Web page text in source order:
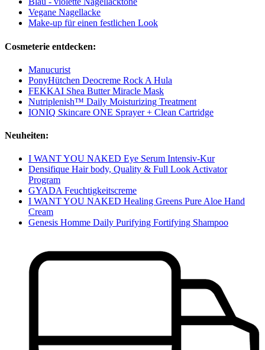
Vegane Nagellacke
Make-up für einen festlichen Look
Cosmeterie entdecken:
Manucurist
PonyHütchen Deocreme Rock A Hula
FEKKAI Shea Butter Miracle Mask
Nutriplenish™ Daily Moisturizing Treatment
IONIQ Skincare ONE Sprayer + Clean Cartridge
Neuheiten:
I WANT YOU NAKED Eye Serum Intensiv-Kur
Densifique Hair body, Quality & Full Look Activator
Program
GYADA Feuchtigkeitscreme
I WANT YOU NAKED Healing Greens Pure Aloe Hand
Cream
Genesis Homme Daily Purifying Fortifying Shampoo